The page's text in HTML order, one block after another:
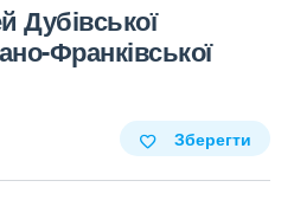
Дубівської
Франківської
Зберегти